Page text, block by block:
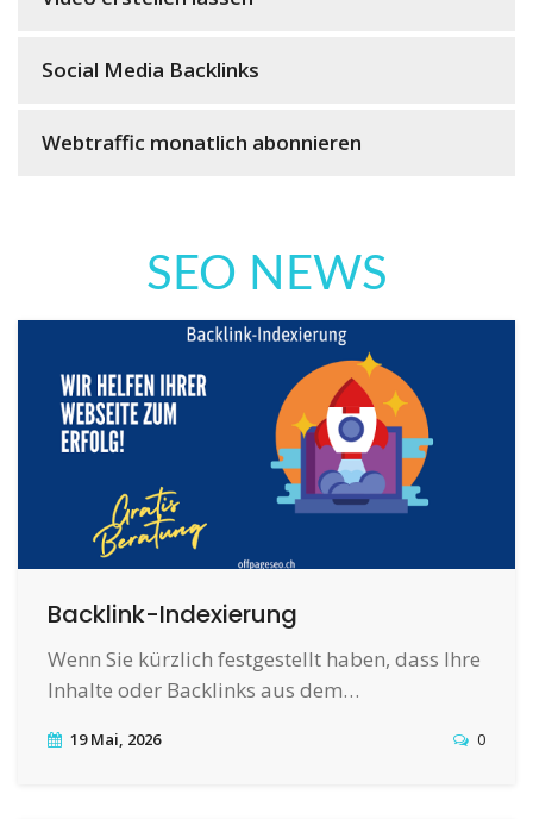
Social Media Backlinks
Webtraffic monatlich abonnieren
SEO NEWS
Backlink-Indexierung
Wenn Sie kürzlich festgestellt haben, dass Ihre
Inhalte oder Backlinks aus dem…
19 Mai, 2026 0